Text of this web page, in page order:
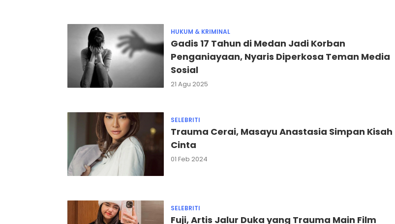
HUKUM & KRIMINAL
Gadis 17 Tahun di Medan Jadi Korban
Penganiayaan, Nyaris Diperkosa Teman Media
Sosial
21 Agu 2025
SELEBRITI
Trauma Cerai, Masayu Anastasia Simpan Kisah
Cinta
01 Feb 2024
SELEBRITI
Fuji, Artis Jalur Duka yang Trauma Main Film